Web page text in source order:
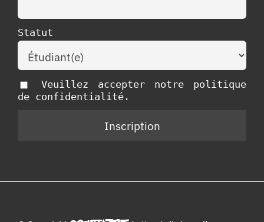
Statut
Veuillez accepter notre politique
de confidentialité.